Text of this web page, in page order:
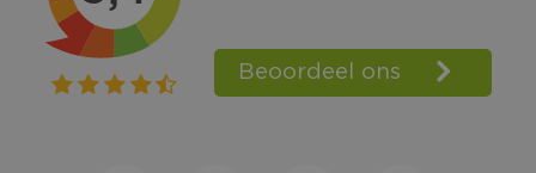
Shop the Look
Telefonisch bestellen ook mogelijk